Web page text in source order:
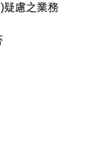
疑慮之業務